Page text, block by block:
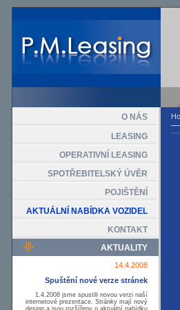
O NÁS
LEASING
OPERATIVNÍ LEASING
SPOTŘEBITELSKÝ ÚVĚR
POJIŠTĚNÍ
AKTUÁLNÍ NABÍDKA VOZIDEL
KONTAKT
AKTUALITY
14.4.2008
Spuštění nové verze stránek
1.4.2008 jsme spustili novou verzi naší
internetové prezentace. Stránky mají nový
design a jsou rozšířeny o aktuální nabídku